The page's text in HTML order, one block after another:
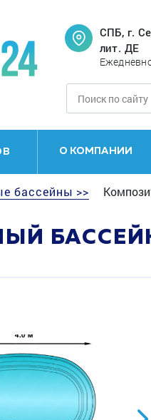
СПБ, г.
лит. ДЕ
О КОМПАНИИ
бассейны >>